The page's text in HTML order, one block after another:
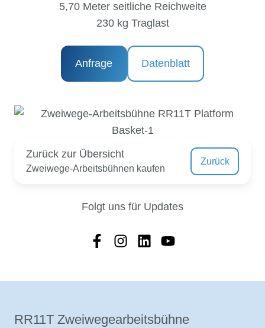
5,70 Meter seitliche Reichweite
230 kg Traglast
Anfrage Datenblatt
Zurück zur Übersicht
Zweiwege-Arbeitsbühnen kaufen
Zurück
Folgt uns für Updates
RR11T Zweiwegearbeitsbühne